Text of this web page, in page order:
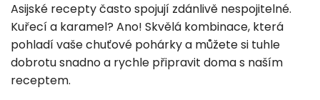
Asijské recepty často spojují zdánlivě nespojitelné.
Kuřecí a karamel? Ano! Skvělá kombinace, která
pohladí vaše chuťové pohárky a můžete si tuhle
dobrotu snadno a rychle připravit doma s naším
receptem.